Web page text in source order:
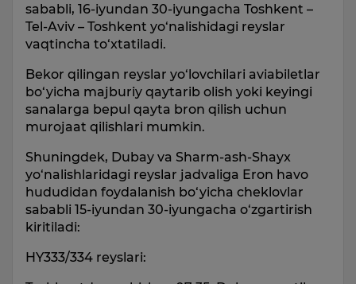
sababli, 16-iyundan 30-iyungacha Toshkent –
Tel-Aviv – Toshkent yo‘nalishidagi reyslar
vaqtincha to‘xtatiladi.
Bekor qilingan reyslar yo‘lovchilari aviabiletlar
bo‘yicha majburiy qaytarib olish yoki keyingi
sanalarga bepul qayta bron qilish uchun
murojaat qilishlari mumkin.
Shuningdek, Dubay va Sharm-ash-Shayx
yo‘nalishlaridagi reyslar jadvaliga Eron havo
hududidan foydalanish bo‘yicha cheklovlar
sababli 15-iyundan 30-iyungacha o‘zgartirish
kiritiladi:
HY333/334 reyslari: